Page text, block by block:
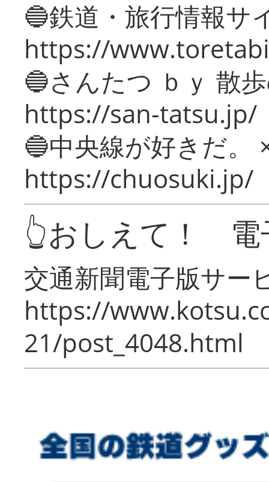
🔵鉄道・旅行情報サ
https://
🔵さんたつ ｂｙ 散
https://san-tatsu.jp/
🔵中央線が好きだ。
https://chuosuki.jp/
👆おしえて！ 電
交通新聞電子版サー
https://
21/post_4048.html